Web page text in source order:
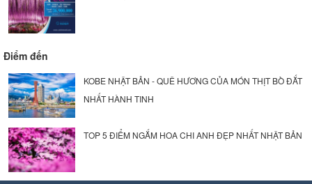
Điểm đến
KOBE NHẬT BẢN - QUÊ HƯƠNG CỦA MÓN THỊT BÒ ĐẮT
NHẤT HÀNH TINH
TOP 5 ĐIỂM NGẮM HOA CHI ANH ĐẸP NHẤT NHẬT BẢN